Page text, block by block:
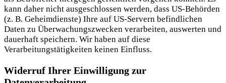
kann daher nicht ausgeschlossen werden, dass US-Behörden
(z. B. Geheimdienste) Ihre auf US-Servern befindlichen
Daten zu Überwachungszwecken verarbeiten, auswerten und
dauerhaft speichern. Wir haben auf diese
Verarbeitungstätigkeiten keinen Einfluss.
Widerruf Ihrer Einwilligung zur